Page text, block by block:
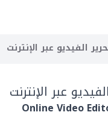
الفيديو عبر الإنترنت
عبر الإنترنت
Online Video